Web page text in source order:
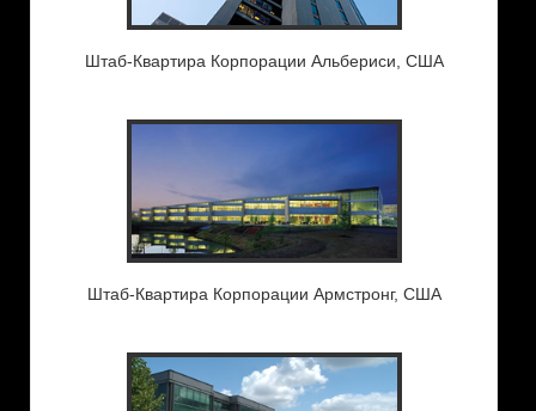
Штаб-Квартира Корпорации Альбериси, США
Штаб-Квартира Корпорации Армстронг, США